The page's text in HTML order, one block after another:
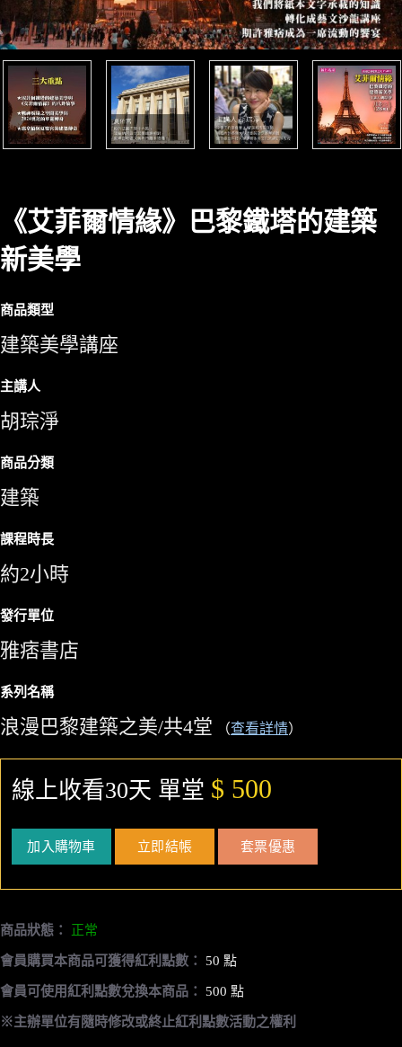
《艾菲爾情緣》巴黎鐵塔的建築
新美學
商品類型
建築美學講座
主講人
胡琮淨
商品分類
建築
課程時長
約2小時
發行單位
雅痞書店
系列名稱
浪漫巴黎建築之美/共4堂 （查看詳情）
線上收看30天 單堂 $ 500
加入購物車 立即結帳 套票優惠
商品狀態： 正常
會員購買本商品可獲得紅利點數： 50 點
會員可使用紅利點數兌換本商品： 500 點
※主辦單位有隨時修改或終止紅利點數活動之權利